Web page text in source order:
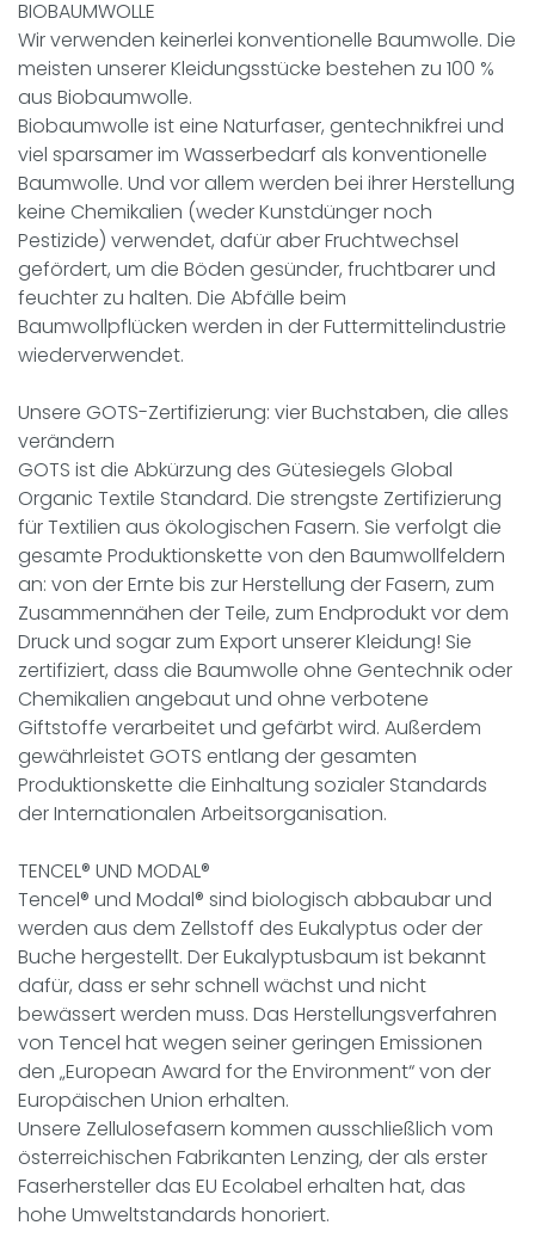
BIOBAUMWOLLE
Wir verwenden keinerlei konventionelle Baumwolle. Die
meisten unserer Kleidungsstücke bestehen zu 100 %
aus Biobaumwolle.
Biobaumwolle ist eine Naturfaser, gentechnikfrei und
viel sparsamer im Wasserbedarf als konventionelle
Baumwolle. Und vor allem werden bei ihrer Herstellung
keine Chemikalien (weder Kunstdünger noch
Pestizide) verwendet, dafür aber Fruchtwechsel
gefördert, um die Böden gesünder, fruchtbarer und
feuchter zu halten. Die Abfälle beim
Baumwollpflücken werden in der Futtermittelindustrie
wiederverwendet.
Unsere GOTS-Zertifizierung: vier Buchstaben, die alles
verändern
GOTS ist die Abkürzung des Gütesiegels Global
Organic Textile Standard. Die strengste Zertifizierung
für Textilien aus ökologischen Fasern. Sie verfolgt die
gesamte Produktionskette von den Baumwollfeldern
an: von der Ernte bis zur Herstellung der Fasern, zum
Zusammennähen der Teile, zum Endprodukt vor dem
Druck und sogar zum Export unserer Kleidung! Sie
zertifiziert, dass die Baumwolle ohne Gentechnik oder
Chemikalien angebaut und ohne verbotene
Giftstoffe verarbeitet und gefärbt wird. Außerdem
gewährleistet GOTS entlang der gesamten
Produktionskette die Einhaltung sozialer Standards
der Internationalen Arbeitsorganisation.
TENCEL® UND MODAL®
Tencel® und Modal® sind biologisch abbaubar und
werden aus dem Zellstoff des Eukalyptus oder der
Buche hergestellt. Der Eukalyptusbaum ist bekannt
dafür, dass er sehr schnell wächst und nicht
bewässert werden muss. Das Herstellungsverfahren
von Tencel hat wegen seiner geringen Emissionen
den „European Award for the Environment“ von der
Europäischen Union erhalten.
Unsere Zellulosefasern kommen ausschließlich vom
österreichischen Fabrikanten Lenzing, der als erster
Faserhersteller das EU Ecolabel erhalten hat, das
hohe Umweltstandards honoriert.